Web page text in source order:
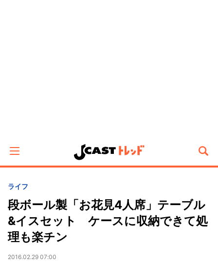
ライフ
段ボール製「お花見4人席」テーブル
&イスセット ケースに収納できて処
理も楽チン
2016.02.29 07:00